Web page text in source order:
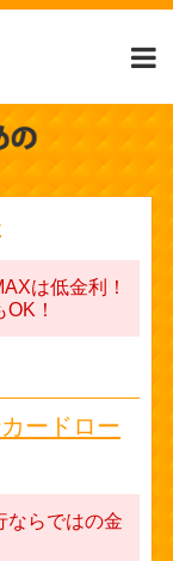
は低金利！
！
ードロー
ならではの金